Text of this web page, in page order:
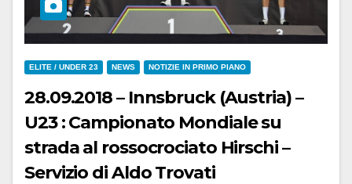
ELITE / UNDER 23 NEWS NOTIZIE IN PRIMO PIANO
28.09.2018 – Innsbruck (Austria) –
U23 : Campionato Mondiale su
strada al rossocrociato Hirschi –
Servizio di Aldo Trovati